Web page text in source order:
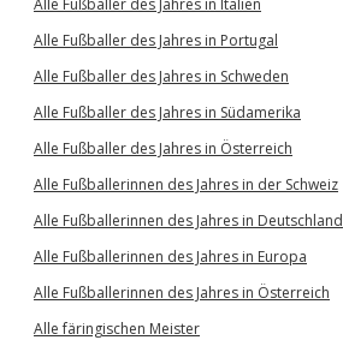
Alle Fußballer des Jahres in Italien
Alle Fußballer des Jahres in Portugal
Alle Fußballer des Jahres in Schweden
Alle Fußballer des Jahres in Südamerika
Alle Fußballer des Jahres in Österreich
Alle Fußballerinnen des Jahres in der Schweiz
Alle Fußballerinnen des Jahres in Deutschland
Alle Fußballerinnen des Jahres in Europa
Alle Fußballerinnen des Jahres in Österreich
Alle färingischen Meister